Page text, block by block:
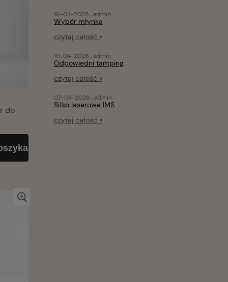
do
Wybór młynka
16-04-2026 , admin
czytaj całość »
Odpowiedni tamping
10-04-2026 , admin
czytaj całość »
Sitko laserowe IMS
07-04-2026 , admin
czytaj całość »